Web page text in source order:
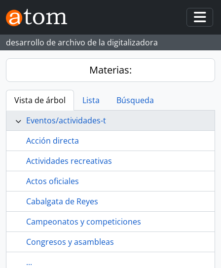
Skip to main content
desarrollo de archivo de la digitalizadora
Materias:
Vista de árbol Lista
Búsqueda
Eventos/actividades-t
Acción directa
Actividades recreativas
Actos oficiales
Cabalgata de Reyes
Campeonatos y competiciones
Congresos y asambleas
...